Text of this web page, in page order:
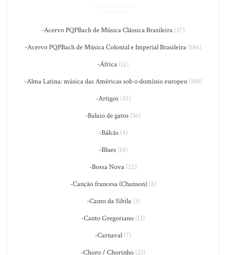
-Acervo PQPBach de Música Clássica Brasileira (37)
-Acervo PQPBach de Música Colonial e Imperial Brasileira (186)
-África (12)
-Alma Latina: música das Américas sob o domínio europeu(100)
-Artigos(35)
-Balaio de gatos (36)
-Bálcãs(4)
-Blues(14)
-Bossa Nova (22)
-Canção francesa (Chanson)(5)
-Canto da Sibila(3)
-Canto Gregoriano (13)
-Carnaval (7)
-Choro / Chorinho (21)